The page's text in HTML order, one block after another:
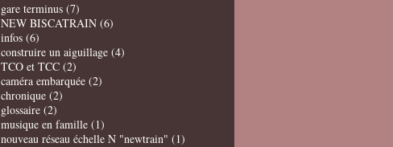
gare terminus (7)
NEW BISCATRAIN (6)
infos (6)
construire un aiguillage (4)
TCO et TCC (2)
caméra embarquée (2)
chronique (2)
glossaire (2)
musique en famille (1)
nouveau réseau échelle N "newtrain" (1)